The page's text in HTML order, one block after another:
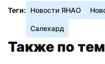
Теги: Новости ЯНАО
Салехард
Также по